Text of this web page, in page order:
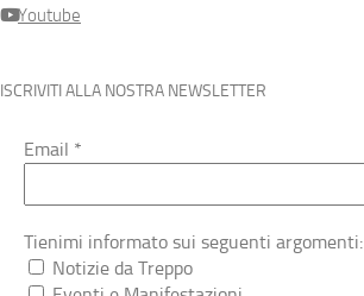
Youtube
ISCRIVITI ALLA NOSTRA NEWSLETTER
Email *
Tienimi informato sui seguenti argomenti:
Notizie da Treppo